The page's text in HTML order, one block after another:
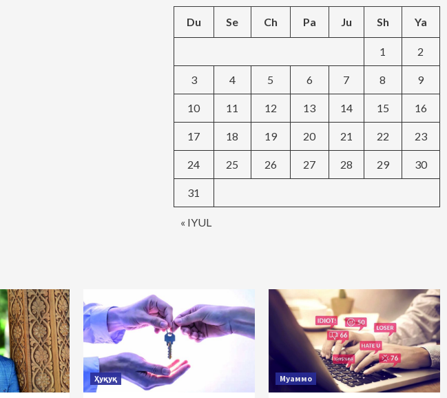
Du Se Ch Pa Ju Sh Ya
« IYUL
1 2
3 4 5 6 7 8 9
10 11 12 13 14 15 16
17 18 19 20 21 22 23
24 25 26 27 28 29 30
31
Ҳуқуқ Муаммо